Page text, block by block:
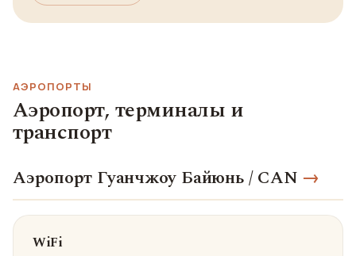
АЭРОПОРТЫ
Аэропорт, терминалы и
транспорт
Аэропорт Гуанчжоу Байюнь / CAN →
WiFi